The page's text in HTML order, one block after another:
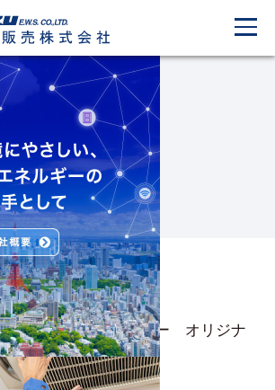
What’s New
新着情報
コーティングスプレー オリジナ
始!